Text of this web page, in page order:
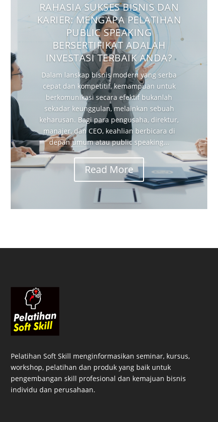
RAHASIA SUKSES BISNIS DAN
KARIER: MENGAPA PELATIHAN
PUBLIC SPEAKING
BERSERTIFIKAT ADALAH
INVESTASI TERBAIK ANDA?
Dalam lanskap bisnis modern yang serba
cepat dan kompetitif, kemampuan untuk
berkomunikasi secara efektif bukanlah
sekadar keunggulan, melainkan sebuah
keharusan. Bagi para pengusaha, direktur,
manajer, dan CEO, keahlian berbicara di
depan umum atau public speaking...
Read More
Pelatihan Soft Skill menginformasikan seminar, kursus,
workshop, pelatihan dan produk yang baik untuk
pengembangan skill profesional dan kemajuan bisnis
individu dan perusahaan.